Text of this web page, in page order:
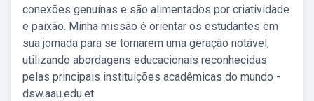
conexões genuínas e são alimentados por criatividade
e paixão. Minha missão é orientar os estudantes em
sua jornada para se tornarem uma geração notável,
utilizando abordagens educacionais reconhecidas
pelas principais instituições acadêmicas do mundo -
dsw.aau.edu.et.